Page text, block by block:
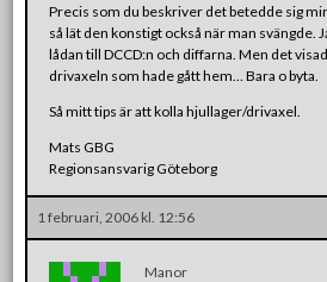
Precis som du beskriver det betedde sig
så lät den konstigt också när man svängde.
lådan till DCCD:n och diffarna. Men det
drivaxeln som hade gått hem… Bara o byta.
Så mitt tips är att kolla hjullager/drivaxel.
Mats GBG
Regionsansvarig Göteborg
1 februari, 2006 kl. 12:56
Manor